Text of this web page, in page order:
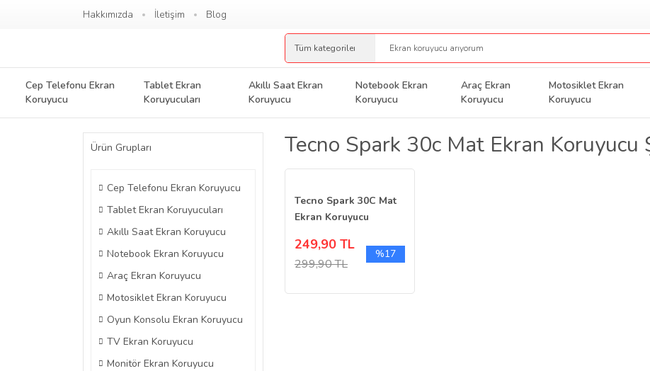
Hakkımızda İletişim Blog
Cep Telefonu Ekran
Koruyucu
Tablet Ekran
Koruyucuları
Akıllı Saat Ekran
Koruyucu
Notebook Ekran
Koruyucu
Araç Ekran
Koruyucu
Motosiklet Ekran
Koruyucu
Ürün Grupları
Cep Telefonu Ekran Koruyucu
Tablet Ekran Koruyucuları
Akıllı Saat Ekran Koruyucu
Notebook Ekran Koruyucu
Araç Ekran Koruyucu
Motosiklet Ekran Koruyucu
Oyun Konsolu Ekran Koruyucu
TV Ekran Koruyucu
Monitör Ekran Koruyucu
Tecno Spark 30c Mat Ekran Koruyucu
Tecno Spark 30C Mat
Ekran Koruyucu
249,90 TL
299,90 TL
%17